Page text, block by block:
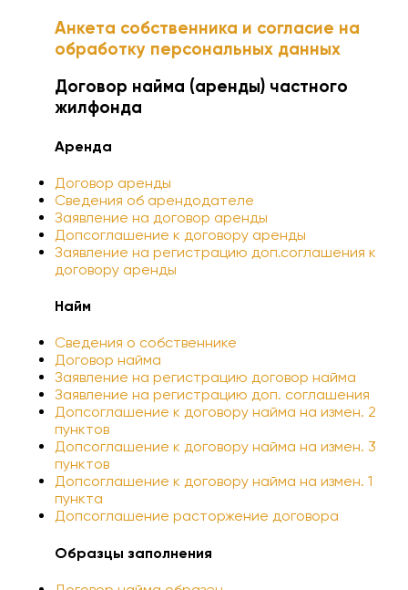
Анкета собственника и согласие на
обработку персональных данных
Договор найма (аренды) частного
жилфонда
Аренда
Договор аренды
Сведения об арендодателе
Заявление на договор аренды
Допcоглашение к договору аренды
Заявление на регистрацию доп.соглашения к
договору аренды
Найм
Сведения о собственнике
Договор найма
Заявление на регистрацию договор найма
Заявление на регистрацию доп. соглашения
Допcоглашение к договору найма на измен. 2
пунктов
Допcоглашение к договору найма на измен. 3
пунктов
Допсоглашение к договору найма на измен. 1
пункта
Допсоглашение расторжение договора
Образцы заполнения